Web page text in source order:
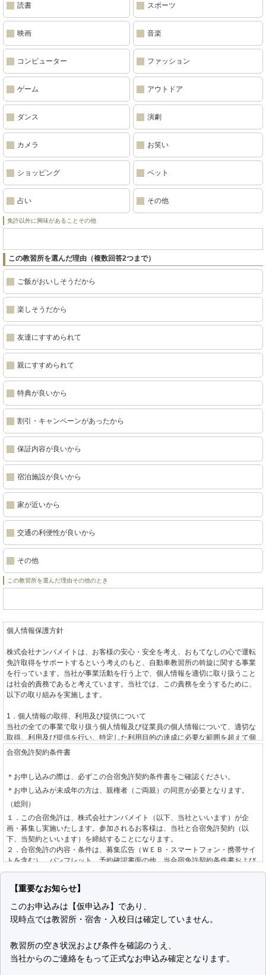
読書 スポーツ
映画 音楽
コンピューター ファッション
ゲーム アウトドア
ダンス 演劇
カメラ お笑い
ショッピング ペット
占い その他
免許以外に興味があることその他
この教習所を選んだ理由（複数回答2つまで）
ご飯がおいしそうだから
楽しそうだから
友達にすすめられて
親にすすめられて
特典が良いから
割引・キャンペーンがあったから
保証内容が良いから
宿泊施設が良いから
家が近いから
交通の利便性が良いから
その他
この教習所を選んだ理由その他のとき
個人情報保護方針
株式会社ナンバメイトは、お客様の安心・安全を考え、おもてなしの心で運転
免許取得をサポートするという考えのもと、自動車教習所の斡旋に関する事業
を行っています。当社が事業活動を行う上で、個人情報を適切に取り扱うこと
は社会的責務であると考えています。当社では、この責務を全うするために、
以下の取り組みを実施します。
1．個人情報の取得、利用及び提供について
当社の全ての事業で取り扱う個人情報及び従業員の個人情報について、適切な
取得、利用及び提供を行い、特定した利用目的の達成に必要な範囲を超えて個
人情報を取り扱うことはありません。利用目的を超えて個人情報の取り扱いを
2．個人情報に関する法令や指針、規範について
個人情報に関する法令・国が定める指針その他の規範を守ります。
3．個人情報の安全管理について
個人情報への不正アクセスや、個人情報の漏えい、紛失、破壊、改ざん等に対
して、合理的な防止並びに是正措置を行います。
4．個人情報に関する苦情及び相談について
5．個人情報保護の取り組み（個人情報保護マネジメントシステム）について
す。
制定日 2001年6月1日
株式会社ナンバメイト
代表取締役 時野 学
合宿免許契約条件書
＊お申し込みの際は、必ずこの合宿免許契約条件書をご確認ください。
＊お申し込みが未成年の方は、親権者（ご両親）の同意が必要となります。
（総則）
１．この合宿免許は、株式会社ナンバメイト（以下、当社といいます）が企
画・募集し実施いたします。参加されるお客様は、当社と合宿免許契約（以
下、当契約といいます）を締結することになります。
２．合宿免許の内容・条件は、募集広告（ＷＥＢ・スマートフォン・携帯サイ
トを含む）、パンフレット、予約確認書面の他、当合宿免許契約条件書および
標準旅行業約款募集企画旅行契約の部によります。
（お申し込みとご契約の成立）
の希望を承り、道路交通法、自動車教習所個別規約、空席状況を確認し、当社
が手配を承諾する旨をお客様へ回答した後、お客様からお申し込みをいただき
ただきます。
２．お申し込み後、当社が指定する期日までにお客様が申込金または教習料金
全額をお支払いいただいた場合に当契約の成立として取り扱います。「お客様
【重要なお知らせ】
このお申込みは【仮申込み】であり、
現時点では教習所・宿舎・入校日は確定していません。
教習所の空き状況および条件を確認のうえ、
当社からのご連絡をもって正式なお申込み確定となります。